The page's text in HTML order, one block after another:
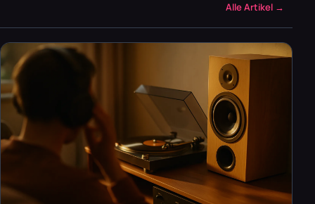
Alle Artikel →